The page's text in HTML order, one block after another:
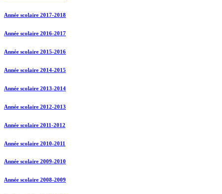
Année scolaire 2017-2018
Année scolaire 2016-2017
Année scolaire 2015-2016
Année scolaire 2014-2015
Année scolaire 2013-2014
Année scolaire 2012-2013
Année scolaire 2011-2012
Année scolaire 2010-2011
Année scolaire 2009-2010
Année scolaire 2008-2009